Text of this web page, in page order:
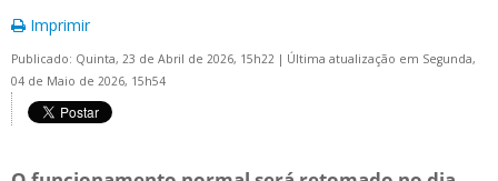
Imprimir
Publicado: Quinta, 23 de Abril de 2026, 15h22 | Última atualização em Segunda,
04 de Maio de 2026, 15h54